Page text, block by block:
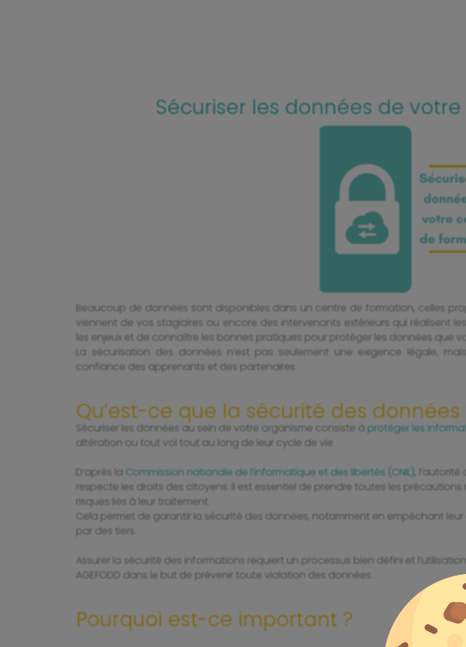
Sécuriser les données de
Beaucoup de données sont disponibles dans un centre de formation, celles
viennent de vos stagiaires ou encore des intervenants extérieurs qui réalisent
les enjeux et de connaître les bonnes pratiques pour protéger les données que
La sécurisation des données n’est pas seulement une exigence légale,
confiance des apprenants et des partenaires.
Qu’est-ce que la sécurité des données
Sécuriser les données au sein de votre organisme consiste à protéger les
altération ou tout vol tout au long de leur cycle de vie.
D’après la Commission nationale de l’informatique et des libertés (CNIL) ,
respecte les droits des citoyens. Il est essentiel de prendre toutes les
risques liés à leur traitement.
Cela permet de garantir la sécurité des données, notamment en empêchant
par des tiers.
Assurer la sécurité des informations requiert un processus bien défini et
AGEFODD dans le but de prévenir toute violation des données.
Pourquoi est-ce important ?